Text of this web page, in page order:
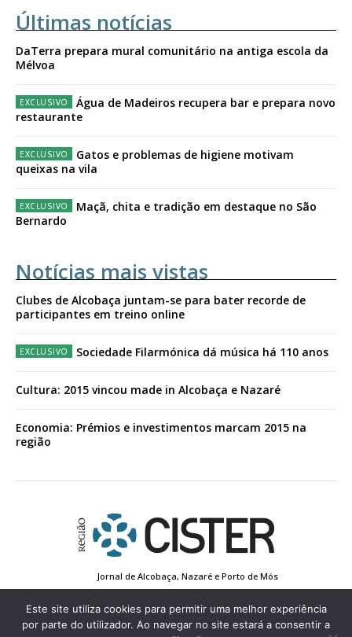
Últimas notícias
DaTerra prepara mural comunitário na antiga escola da
Mélvoa
Água de Madeiros recupera bar e prepara novo
restaurante
Gatos e problemas de higiene motivam
queixas na vila
Maçã, chita e tradição em destaque no São
Bernardo
Notícias mais vistas
Clubes de Alcobaça juntam-se para bater recorde de
participantes em treino online
Sociedade Filarmónica dá música há 110 anos
Cultura: 2015 vincou made in Alcobaça e Nazaré
Economia: Prémios e investimentos marcam 2015 na
região
Jornal de Alcobaça, Nazaré e Porto de Mós
Conta de Registo
Edição Impressa
Este site utiliza cookies para permitir uma melhor experiência
por parte do utilizador. Ao navegar no site estará a consentir a